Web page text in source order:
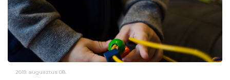
2019. augusztus 08.